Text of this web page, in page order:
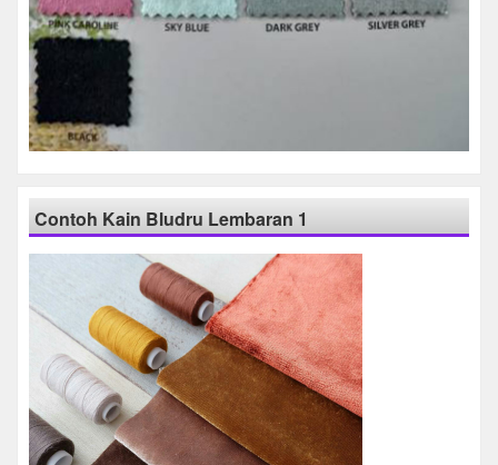
Contoh Kain Bludru Lembaran 1